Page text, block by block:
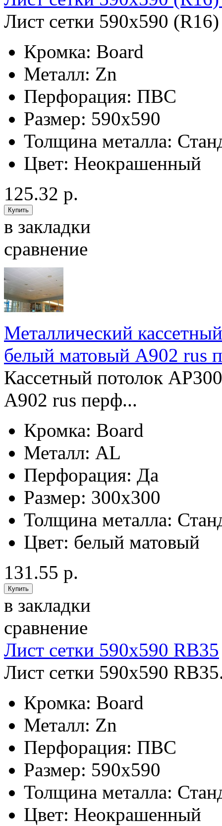
Лист сетки 590х590
Кромка: Board
Металл: Zn
Перфорация: ПВС
Размер: 590x590
Толщина металла:
Цвет: Неокрашенный
125.32 р.
в закладки
сравнение
Металлический
белый матовый А902 rus
Кассетный потолок
А902 rus перф...
Кромка: Board
Металл: AL
Перфорация: Да
Размер: 300x300
Толщина металла:
Цвет: белый матовый
131.55 р.
в закладки
сравнение
Лист сетки 590х590 RB35
Лист сетки 590х590
Кромка: Board
Металл: Zn
Перфорация: ПВС
Размер: 590x590
Толщина металла:
Цвет: Неокрашенный